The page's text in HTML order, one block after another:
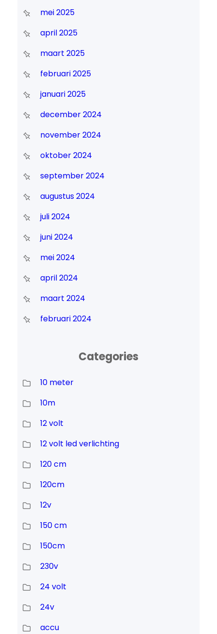
mei 2025
april 2025
maart 2025
februari 2025
januari 2025
december 2024
november 2024
oktober 2024
september 2024
augustus 2024
juli 2024
juni 2024
mei 2024
april 2024
maart 2024
februari 2024
Categories
10 meter
10m
12 volt
12 volt led verlichting
120 cm
120cm
12v
150 cm
150cm
230v
24 volt
24v
accu